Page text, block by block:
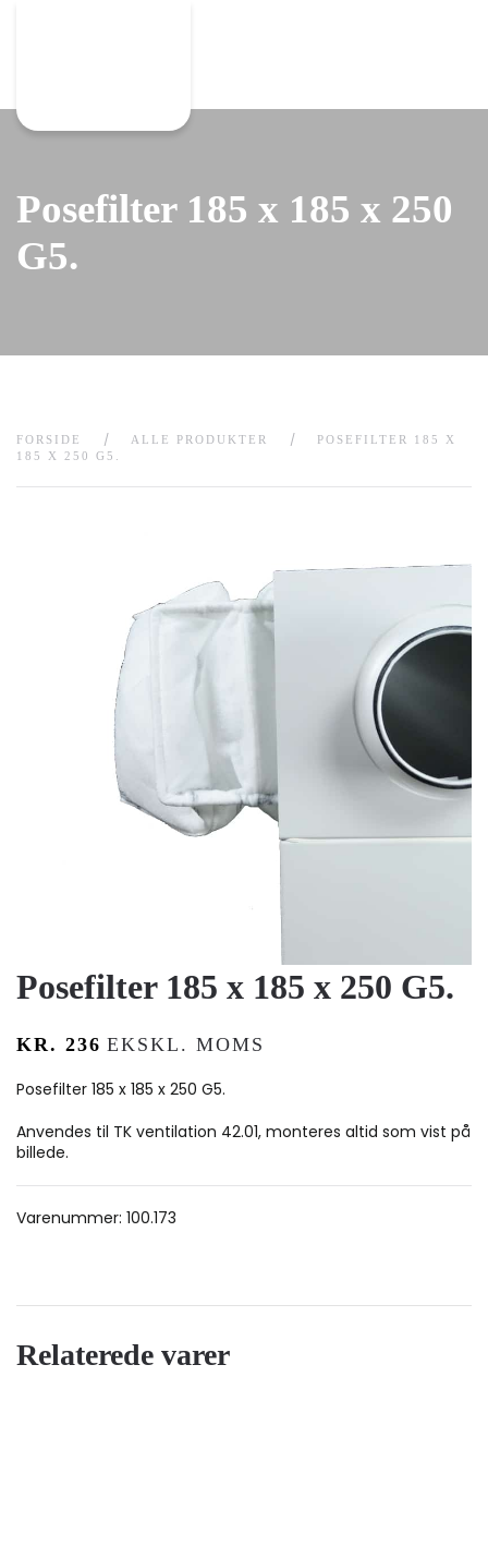
Posefilter 185 x 185 x 250
G5.
FORSIDE ALLE PRODUKTER
POSEFILTER 185 X
185 X 250 G5.
Posefilter 185 x 185 x 250 G5.
KR. 236 EKSKL. MOMS
Posefilter 185 x 185 x 250 G5.
Anvendes til TK ventilation 42.01, monteres altid som vist på
billede.
Varenummer: 100.173
Relaterede varer